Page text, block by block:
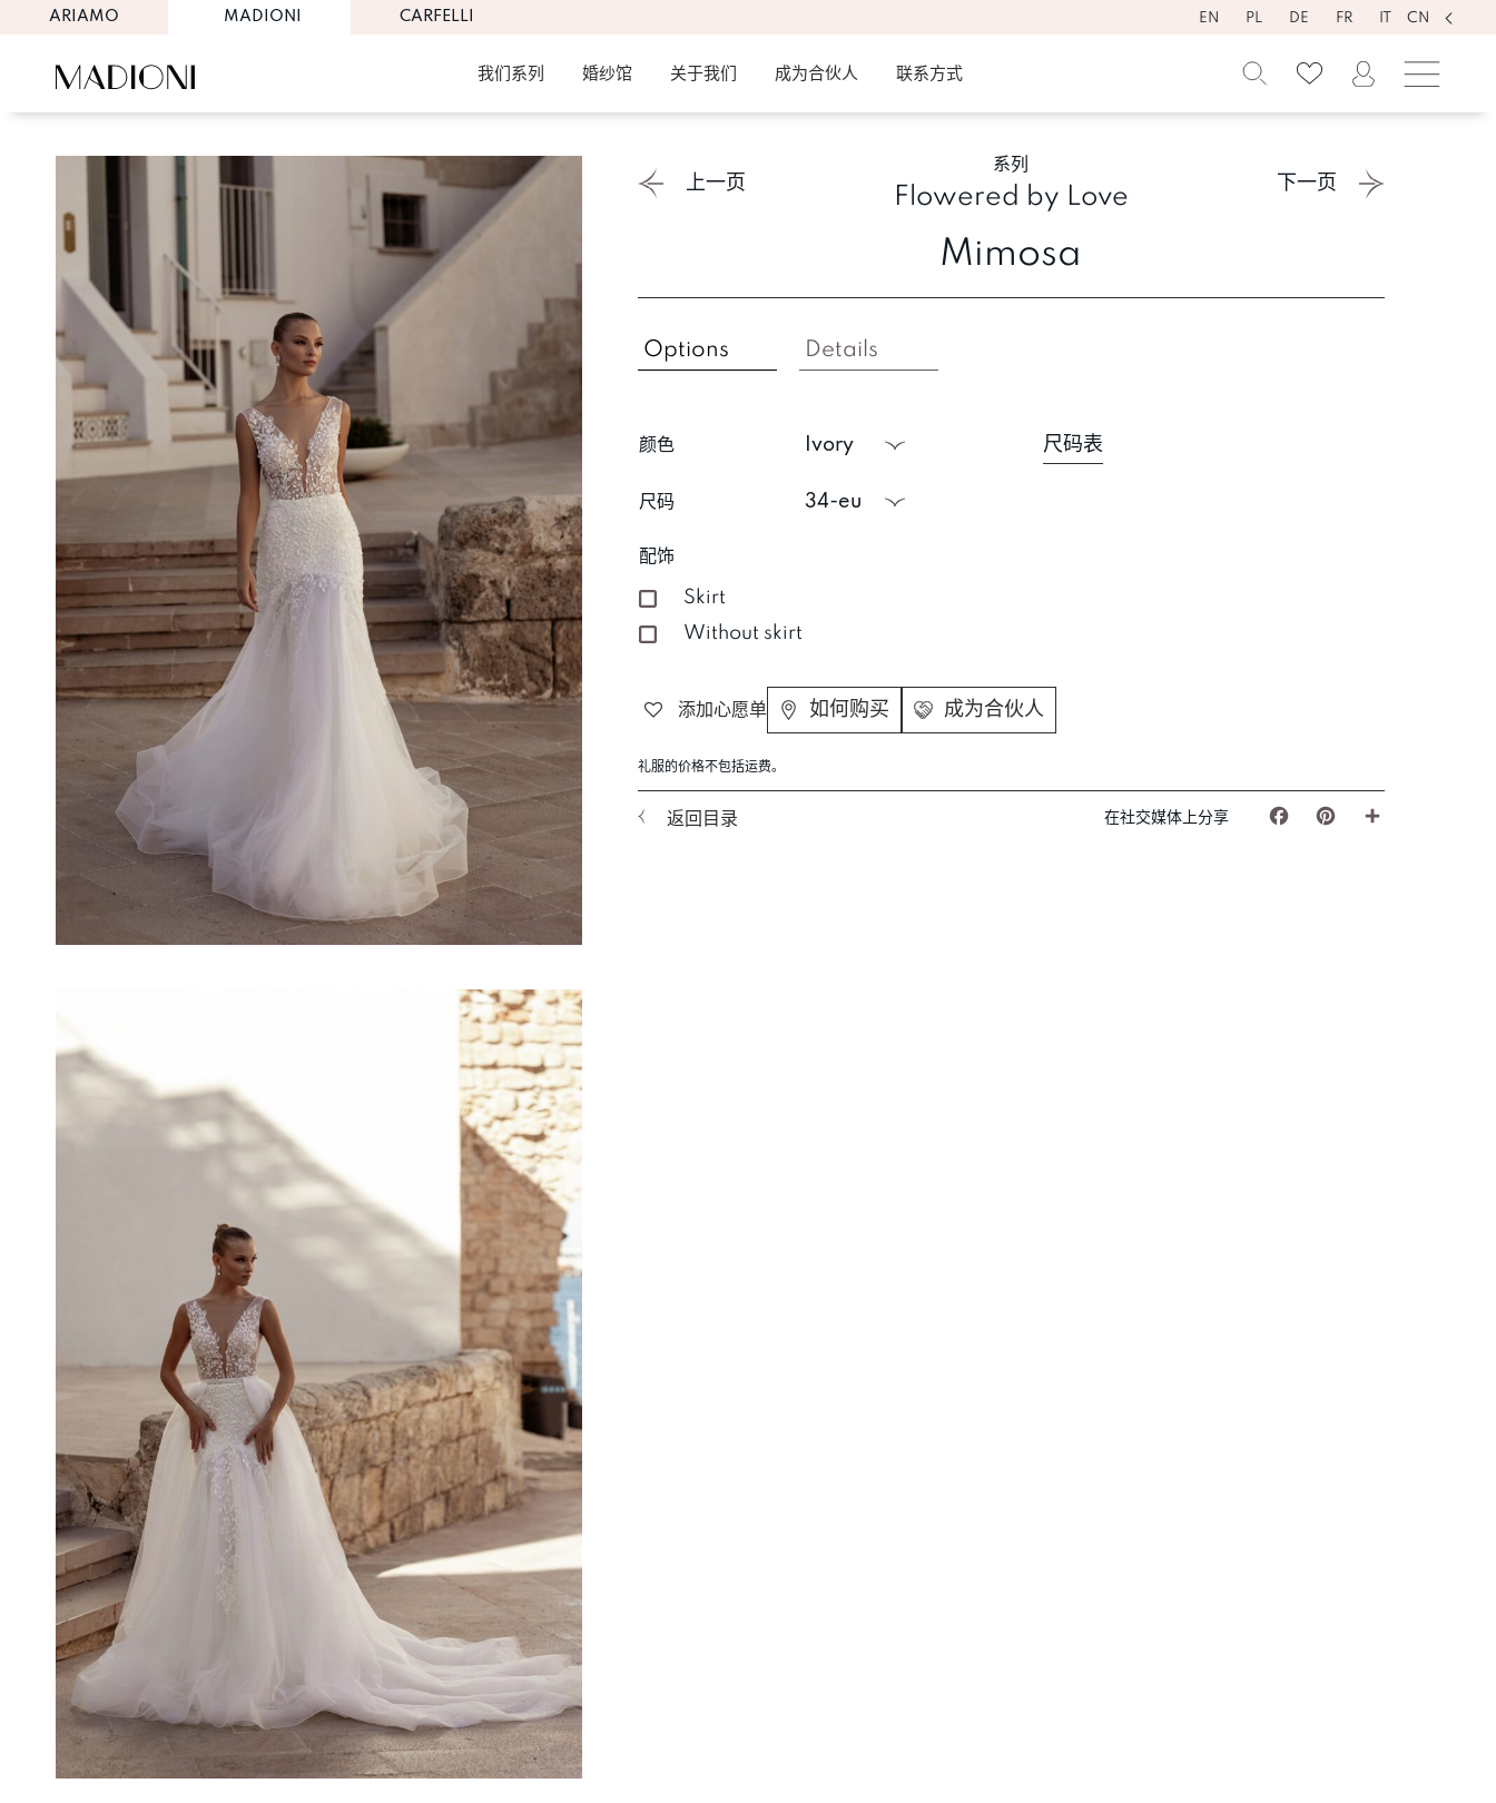
ARIAMO MADIONI CARFELLI EN PL DE FR CN
我们系列 婚纱馆 关于我们 成为合伙人 联系方式
上一页 下一页
系列
Flowered by Love
Mimosa
Options Details
颜色 ivory
尺码 34-eu
配饰
Skirt
Without skirt
尺码表
添加心愿单 如何购买 成为合伙人
礼服的价格不包括运费。
返回目录 在社交媒体上分享